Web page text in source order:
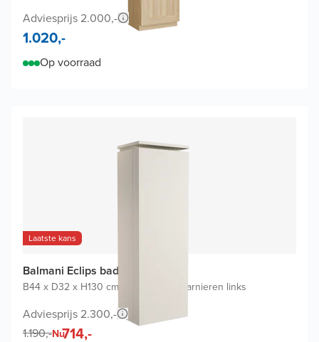
Adviesprijs 2.000,-
1.020,-
Op voorraad
Laatste kans
Balmani Eclips badkamerkast
B44 x D32 x H130 cm Scharnieren links
Adviesprijs 2.300,-
1.190,-Nu714,-